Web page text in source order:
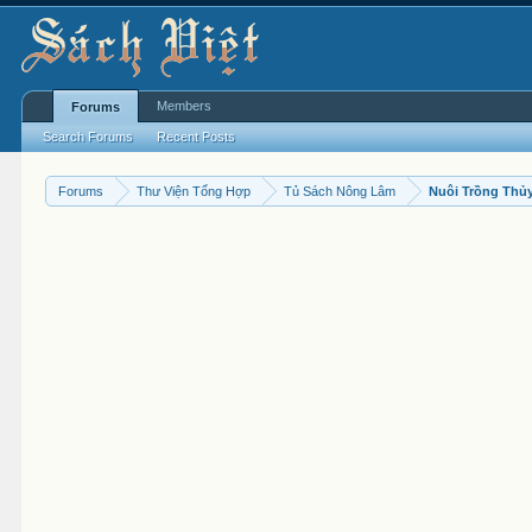
Forums Thư Viện Tổng Hợp Tủ Sách Nông Lâm Nuôi Trồng
Forums
Search Forums Recent Posts
Members